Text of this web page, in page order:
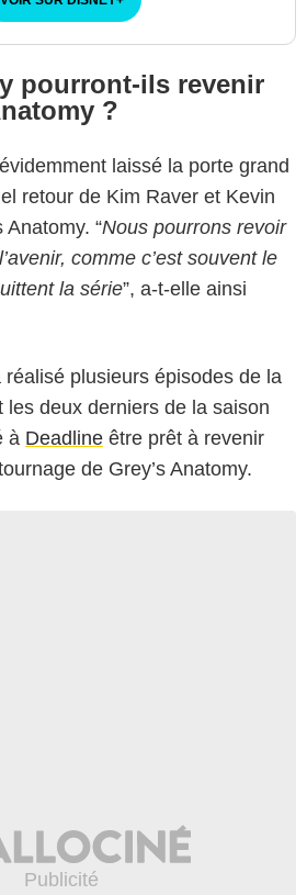
pourront-ils revenir
?
laissé la porte grand
retour de Kim Raver et Kevin
Anatomy. “Nous pourrons revoir
comme c’est souvent le
la série”, a-t-elle ainsi
plusieurs épisodes de la
les deux derniers de la saison
à Deadline être prêt à revenir
de Grey’s Anatomy.